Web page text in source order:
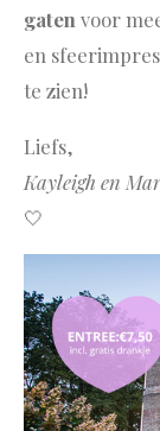
gaten voor
en
te zien!
Liefs,
Kayleigh en
🤍